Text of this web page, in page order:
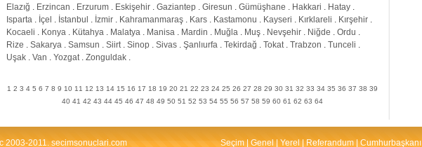
Elazığ . Erzincan . Erzurum . Eskişehir . Gaziantep . Giresun . Gümüşhane . Hakkari . Hatay .
Isparta . İçel . İstanbul . İzmir . Kahramanmaraş . Kars . Kastamonu . Kayseri . Kırklareli . Kırşehir .
Kocaeli . Konya . Kütahya . Malatya . Manisa . Mardin . Muğla . Muş . Nevşehir . Niğde . Ordu .
Rize . Sakarya . Samsun . Siirt. Sinop . Sivas . Şanlıurfa . Tekirdağ . Tokat. Trabzon . Tunceli .
Uşak . Van . Yozgat. Zonguldak .
1 2 3 4 5 6 7 8 9 10 11 12 13 14 15 16 17 18 19 20 21 22 23 24 25 26 27 28 29 30 31 32 33 34 35 36 37 38 39
40 41 42 43 44 45 46 47 48 49 50 51 52 53 54 55 56 57 58 59 60 61 62 63 64
c 2003-2011. secimsonuclari.com Seçim | Genel | Yerel | Referandum | Cumhurbaşkanı